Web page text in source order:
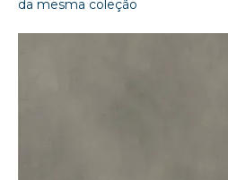
da mesma coleção